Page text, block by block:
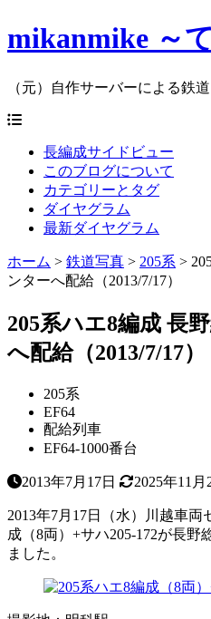
mikanmike ～
（元）自作サーバーによる鉄
長編成サイドビュー
このブログについて
カテゴリーとタグ
ダイヤグラム
最新ダイヤグラム
ホーム > 鉄道写真 > 205系 >
ンターへ配給（2013/7/17）
205系ハエ8編成 長
へ配給（2013/7/17）
205系
EF64
配給列車
EF64-1000番台
2013年7月17日 2025年11月
2013年7月17日（水）川越車
成（8両）+サハ205-172が長
ました。